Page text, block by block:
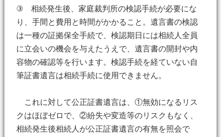
③ 相続発生後、家庭裁判所の検認手続が必要にな
り、手間と費用と時間がかかること。遺言書の検認
は一種の証拠保全手続で、検認期日には相続人全員
に立会いの機会を与えたうえで、遺言書の開封や内
容物の確認等を行います。検認手続を経ていない自
筆証書遺言は相続手続に使用できません。
これに対して公正証書遺言は、①無効になるリス
クはほぼゼロで、②紛失や変造等のリスクもなく、
相続発生後相続人が公正証書遺言の有無を照会で